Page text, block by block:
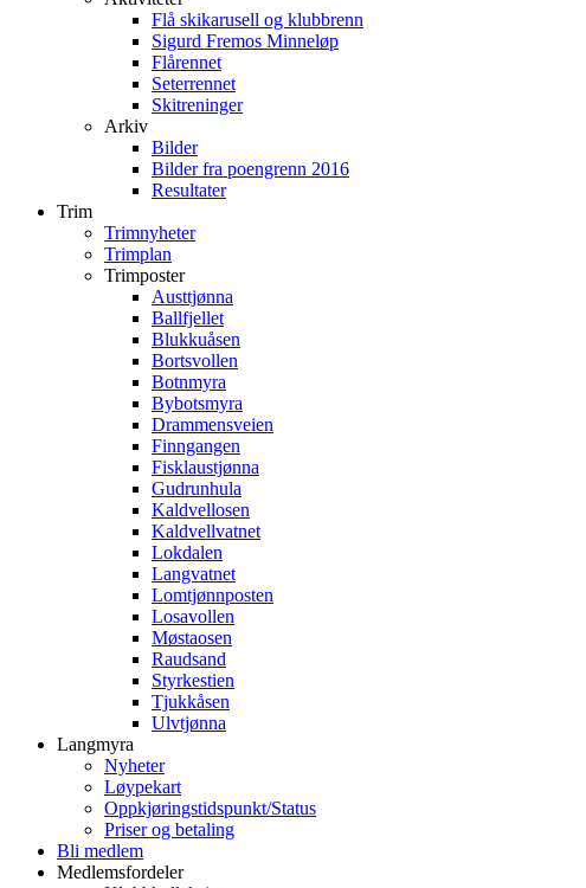
Flå skikarusell og klubbrenn
Sigurd Fremos Minneløp
Flårennet
Seterrennet
Skitreninger
Arkiv
Bilder
Bilder fra poengrenn 2016
Resultater
Trim
Trimnyheter
Trimplan
Trimposter
Austtjønna
Ballfjellet
Blukkuåsen
Bortsvollen
Botnmyra
Bybotsmyra
Drammensveien
Finngangen
Fisklaustjønna
Gudrunhula
Kaldvellosen
Kaldvellvatnet
Lokdalen
Langvatnet
Lomtjønnposten
Losavollen
Møstaosen
Raudsand
Styrkestien
Tjukkåsen
Ulvtjønna
Langmyra
Nyheter
Løypekart
Oppkjøringstidspunkt/Status
Priser og betaling
Bli medlem
Medlemsfordeler